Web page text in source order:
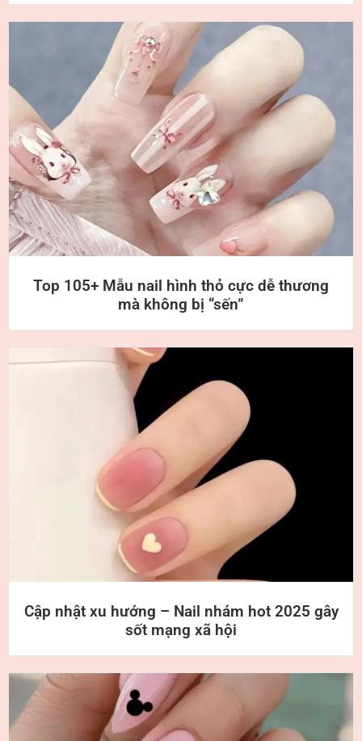
Top 105+ Mẫu nail hình thỏ cực dễ thương
mà không bị “sến”
Cập nhật xu hướng – Nail nhám hot 2025 gây
sốt mạng xã hội